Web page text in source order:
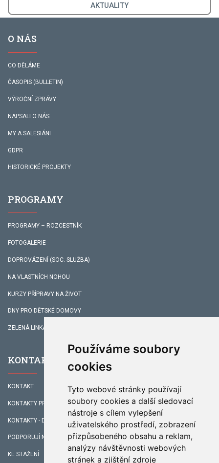
Používáme soubory
cookies
Tyto webové stránky používají
soubory cookies a další sledovací
nástroje s cílem vylepšení
uživatelského prostředí, zobrazení
přizpůsobeného obsahu a reklam,
analýzy návštěvnosti webových
stránek a zjištění zdroje
AKTUALITY
O NÁS
CO DĚLÁME
ČASOPIS (BULLETIN)
VÝROČNÍ ZPRÁVY
NAPSALI O NÁS
MY A SALESIÁNI
GDPR
HISTORICKÉ PROJEKTY
PROGRAMY
PROGRAMY – ROZCESTNÍK
FOTOGALERIE
DOPROVÁZENÍ (SOC. SLUŽBA)
NA VLASTNÍCH NOHOU
KURZY PŘÍPRAVY NA ŽIVOT
DNY PRO DĚTSKÉ DOMOVY
ZELENÁ LINKA
KONTAKTY
KONTAKT
KONTAKTY PRACOVNÍKŮ
KONTAKTY - DOPROVÁZENÍ
PODPORUJÍ NÁS
KE STAŽENÍ